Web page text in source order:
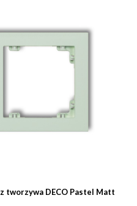
tworzywa DECO Pastel Matt